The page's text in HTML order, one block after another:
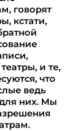
говорят
кстати,
и те,
что
ведь
них. Мы